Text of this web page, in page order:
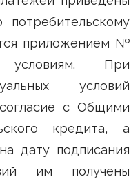
приложением №
условиям. При
условий
с Общими
кредита, а
дату подписания
им получены